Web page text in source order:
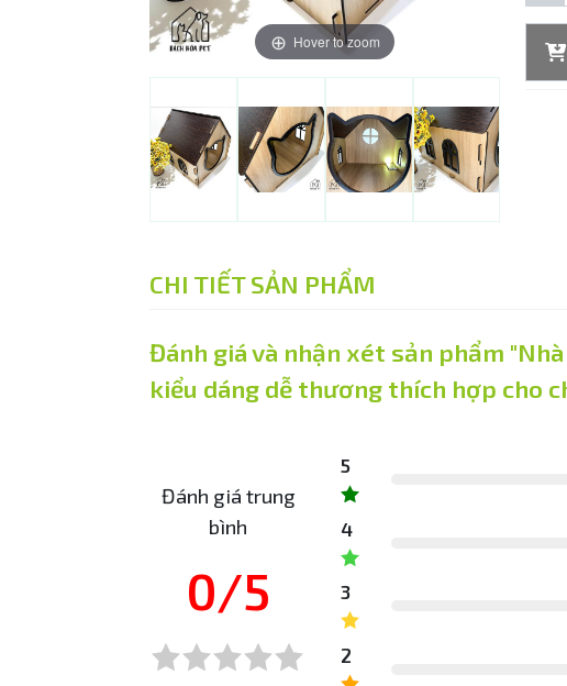
Hover to zoom
CHI TIẾT SẢN PHẨM
Đánh giá và nhận xét sản phẩm
kiểu dáng dễ thương thích hợp cho
Đánh giá trung
bình
0/5
5
4
3
2